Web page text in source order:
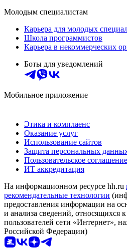
Молодым специалистам
Карьера для молодых
Школа программистов
Карьера в некоммерческих
Боты для уведомлений
Мобильное приложение
Этика и комплаенс
Оказание услуг
Использование сайтов
Защита персональных
Пользовательское соглашение
ИТ аккредитация
На информационном ресурсе hh.ru
рекомендательные технологии
предоставления информации на
и анализа сведений, относящихся
пользователей сети «Интернет»,
Российской Федерации)